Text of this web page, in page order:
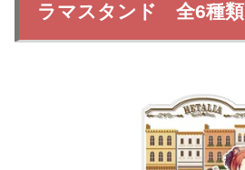
ラマスタンド 全6種類